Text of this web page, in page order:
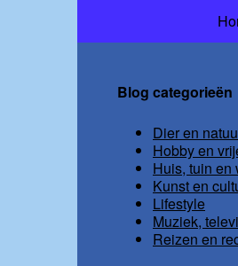
Blog categorieën
Dier en
Hobby en
Huis, tuin en
Kunst en
Lifestyle
Muziek,
Reizen en